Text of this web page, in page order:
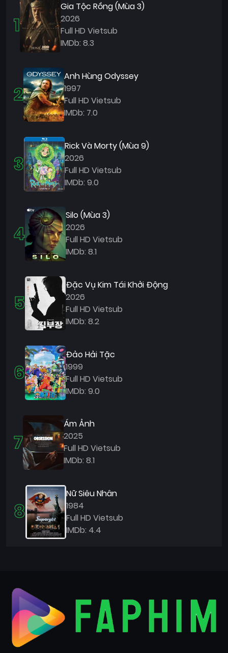
1
Gia Tộc Rồng (Mùa 3)
2026
Full HD Vietsub
IMDb: 8.3
2
Anh Hùng Odyssey
1997
Full HD Vietsub
IMDb: 7.0
3
Rick Và Morty (Mùa 9)
2026
Full HD Vietsub
IMDb: 9.0
4
Silo (Mùa 3)
2026
Full HD Vietsub
IMDb: 8.1
5
Đặc Vụ Kim Tái Khởi Động
2026
Full HD Vietsub
IMDb: 8.2
6
Đảo Hải Tặc
1999
Full HD Vietsub
IMDb: 9.0
7
Ám Ảnh
2025
Full HD Vietsub
IMDb: 8.1
8
Nữ Siêu Nhân
1984
Full HD Vietsub
IMDb: 4.4